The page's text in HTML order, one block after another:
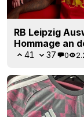
RB Leipzig
Hommage an
41 37 0